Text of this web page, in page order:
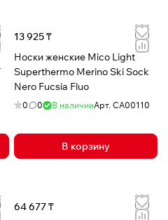
13 925 ₸
Носки женские Mico Light
Superthermo Merino Ski Sock
Nero Fucsia Fluo
0 0 В наличииАрт. CA00110
В корзину
64 677 ₸